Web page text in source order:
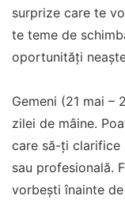
surprize care te
te teme de
oportunități
Gemeni (21 mai –
zilei de mâine.
care să-ți clarifice
sau profesională.
vorbești înainte